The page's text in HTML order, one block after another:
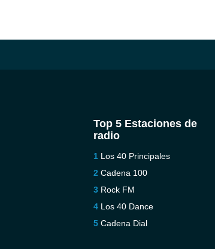
Top 5 Estaciones de
radio
Los 40 Principales
Cadena 100
Rock FM
Los 40 Dance
Cadena Dial